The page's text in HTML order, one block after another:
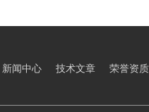
新闻中心 技术文章 荣誉资质